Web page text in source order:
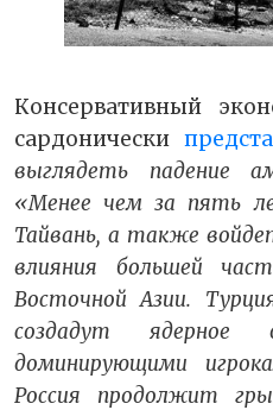
Консервативный
сардонически
выглядеть падение
«Менее чем за пять
Тайвань, а также
влияния большей
Восточной Азии.
создадут
доминирующими
Россия продолжит